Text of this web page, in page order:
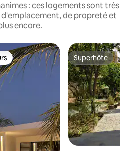
: ces logements sont très
de propreté et
encore.
Superhôte
Superhôte